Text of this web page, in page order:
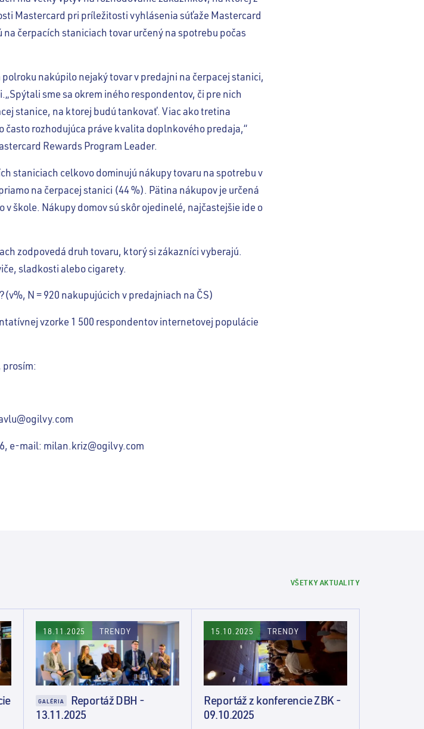
Mastercard pri príležitosti vyhlásenia súťaže Mastercard
čerpacích staniciach tovar určený na spotrebu počas
nakúpilo nejaký tovar v predajni na čerpacej stanici,
sme sa okrem iného respondentov, či pre nich
stanice, na ktorej budú tankovať. Viac ako tretina
často rozhodujúca práve kvalita doplnkového predaja,“
Rewards Program Leader.
staniciach celkovo dominujú nákupy tovaru na spotrebu v
na čerpacej stanici (44 %). Pätina nákupov je určená
škole. Nákupy domov sú skôr ojedinelé, najčastejšie ide o
zodpovedá druh tovaru, ktorý si zákazníci vyberajú.
sladkosti alebo cigarety.
N = 920 nakupujúcich v predajniach na ČS)
vzorke 1 500 respondentov internetovej populácie
prosím:
e-mail: milan.kriz@ogilvy.com
VŠETKY AKTUALITY
18.11.2025 TRENDY
GALÉRIA
Reportáž DBH -
13.11.2025
15.10.2025 TRENDY
Reportáž z konferencie ZBK -
09.10.2025